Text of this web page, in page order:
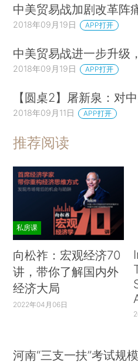
中美贸易战加剧改革阵
2018年09月19日 APP打开
中美贸易战进一步升级
2018年09月19日 APP打开
【圆桌2】屠新泉：对
2018年09月11日 APP打开
推荐阅读
私房课
向松祚：宏观经济70
讲，带你了解国内外
经济大局
2022年04月06日
河南“三支一扶”考试规